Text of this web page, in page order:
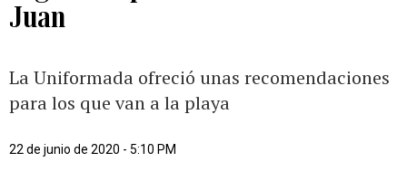
Juan
La Uniformada ofreció unas recomendaciones
para los que van a la playa
22 de junio de 2020 - 5:10 PM